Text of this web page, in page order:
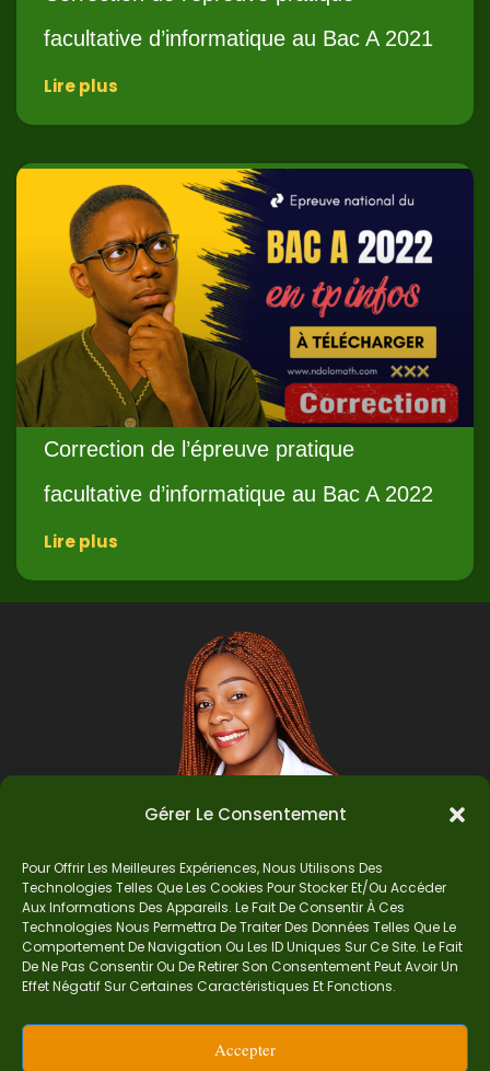
Gérer Le Consentement
Pour Offrir Les Meilleures Expériences, Nous Utilisons Des
Technologies Telles Que Les Cookies Pour Stocker Et/ou Accéder
Aux Informations Des Appareils. Le Fait De Consentir À Ces
Technologies Nous Permettra De Traiter Des Données Telles Que Le
Comportement De Navigation Ou Les ID Uniques Sur Ce Site. Le Fait
De Ne Pas Consentir Ou De Retirer Son Consentement Peut Avoir Un
Effet Négatif Sur Certaines Caractéristiques Et Fonctions.
Accepter
facultative d’informatique au Bac A 2021
Lire plus
Correction de l’épreuve pratique
facultative d’informatique au Bac A 2022
Lire plus
Auteur
Je suis Madame Mba, une enseignante certifiée
mes épreuves, documents mathématiques,
astuces et conseils pour t’aider à comprendre,